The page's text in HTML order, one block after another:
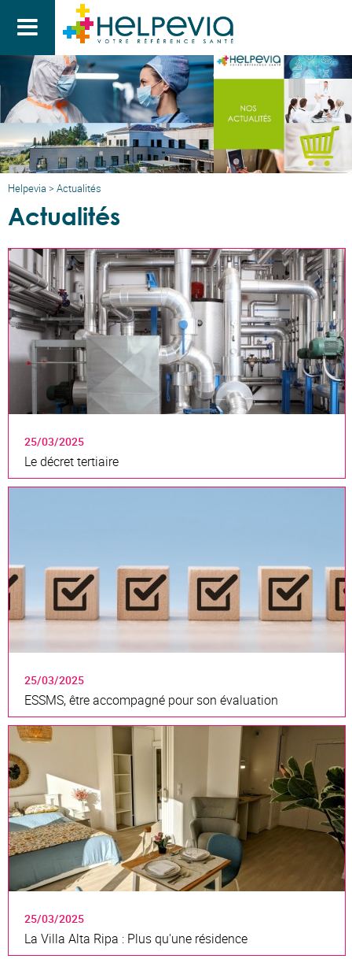

Helpevia >Actualités
Actualités
25/03/2025
Le décret tertiaire
25/03/2025
ESSMS, être accompagné pour son évaluation
25/03/2025
La Villa Alta Ripa : Plus qu'une résidence